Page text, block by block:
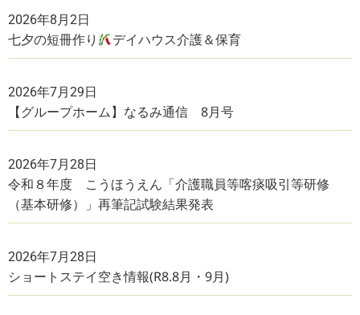
2026年8月2日
七夕の短冊作り デイハウス介護＆保育
2026年7月29日
【グループホーム】なるみ通信 8月号
2026年7月28日
令和８年度 こうほうえん「介護職員等喀痰吸引等研修
（基本研修）」再筆記試験結果発表
2026年7月28日
ショートステイ空き情報(R8.8月・9月)